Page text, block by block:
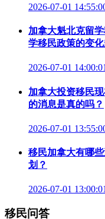
2026-07-01
加拿大魁北克留
学移民政策的变
2026-07-01 14:00:01
加拿大投资移民
的消息是真的吗？
2026-07-01
移民加拿大有哪
划？
2026-07-01
移民问答